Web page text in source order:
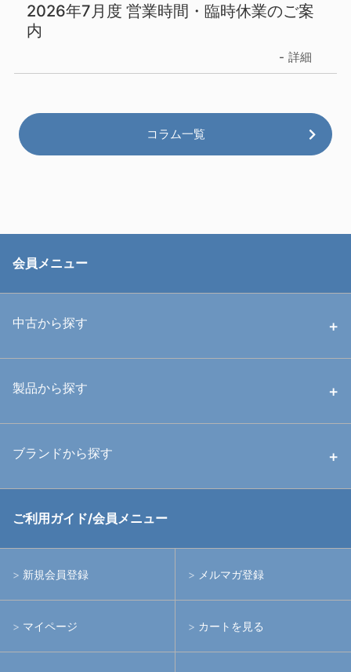
2026年7月度 営業時間・臨時休業のご案
内
詳細
コラム一覧
会員メニュー
中古から探す
中古ハウジング
中古アームシステム
製品から探す
ハウジング
ライト
アームシステム
アクションカメラ(GoPro等)
ブランドから探す
RGBlue
イノン
ご利用ガイド/会員メニュー
新規会員登録 メルマガ登録
マイページ カートを見る